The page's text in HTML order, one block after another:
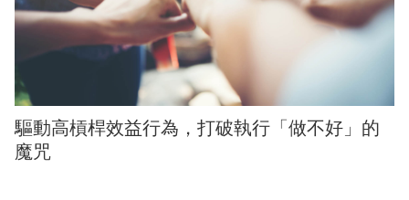
驅動高槓桿效益行為，打破執行「做不好」的
魔咒